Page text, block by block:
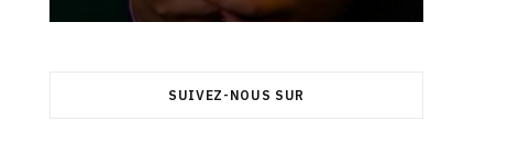
SUIVEZ-NOUS SUR